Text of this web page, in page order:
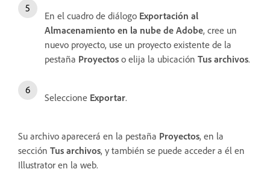
En el cuadro de diálogo Exportación al
Almacenamiento en la nube de Adobe, cree un
nuevo proyecto, use un proyecto existente de la
pestaña Proyectos o elija la ubicación Tus archivos.
Seleccione Exportar.
Su archivo aparecerá en la pestaña Proyectos, en la
sección Tus archivos, y también se puede acceder a él en
Illustrator en la web.